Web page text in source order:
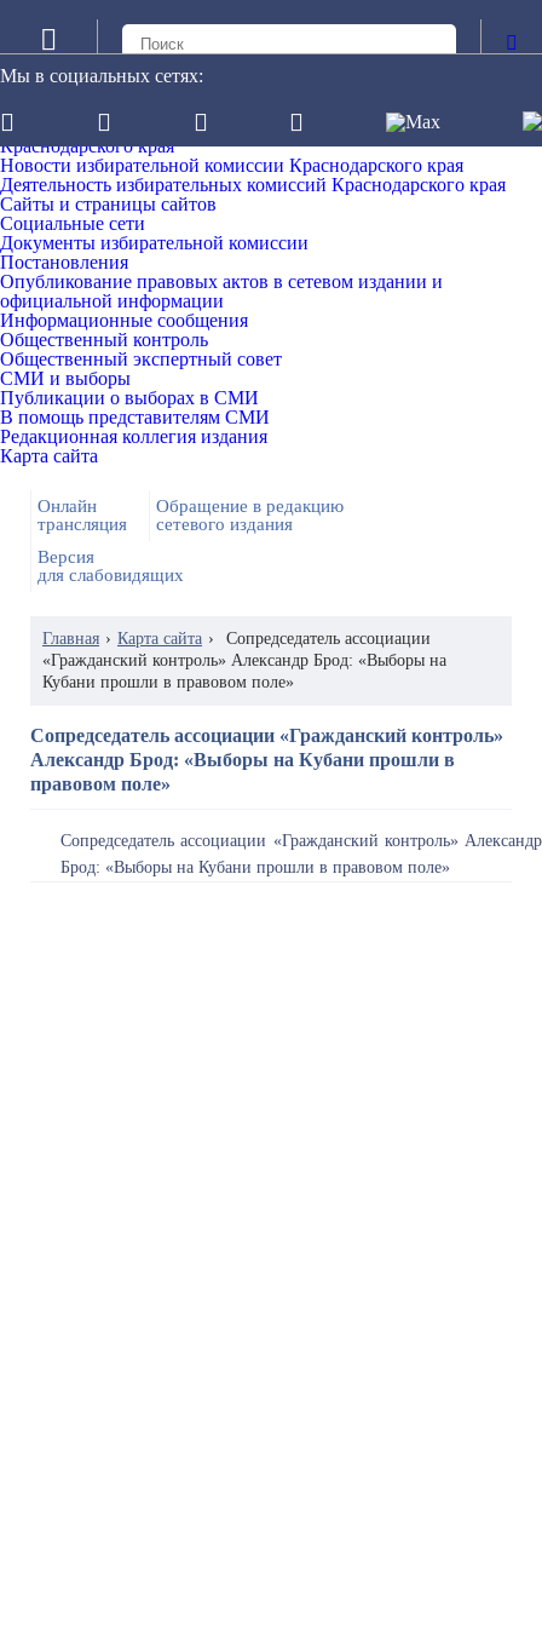
Мы в социальных сетях:
Официальный сайт избирательной комиссии Краснодарского
Информационно-обучающий портал избирательных комиссий
Краснодарского края
Новости избирательной комиссии Краснодарского края
Деятельность избирательных комиссий Краснодарского края
Сайты и страницы сайтов
Социальные сети
Документы избирательной комиссии
Постановления
Опубликование правовых актов в сетевом издании и
официальной информации
Информационные сообщения
Общественный контроль
Общественный экспертный совет
СМИ и выборы
Публикации о выборах в СМИ
В помощь представителям СМИ
Редакционная коллегия издания
Карта сайта
Онлайн
трансляция
Обращение в редакцию
сетевого издания
Версия
для слабовидящих
Главная › Карта сайта ›
Сопредседатель ассоциации
«Гражданский контроль» Александр Брод: «Выборы на
Кубани прошли в правовом поле»
Сопредседатель ассоциации «Гражданский контроль»
Александр Брод: «Выборы на Кубани прошли в
правовом поле»
Сопредседатель ассоциации «Гражданский контроль» Александр
Брод: «Выборы на Кубани прошли в правовом поле»